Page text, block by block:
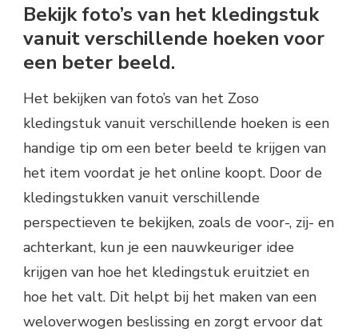
Bekijk foto’s van het kledingstuk
vanuit verschillende hoeken voor
een beter beeld.
Het bekijken van foto’s van het Zoso
kledingstuk vanuit verschillende hoeken is een
handige tip om een beter beeld te krijgen van
het item voordat je het online koopt. Door de
kledingstukken vanuit verschillende
perspectieven te bekijken, zoals de voor-, zij- en
achterkant, kun je een nauwkeuriger idee
krijgen van hoe het kledingstuk eruitziet en
hoe het valt. Dit helpt bij het maken van een
weloverwogen beslissing en zorgt ervoor dat